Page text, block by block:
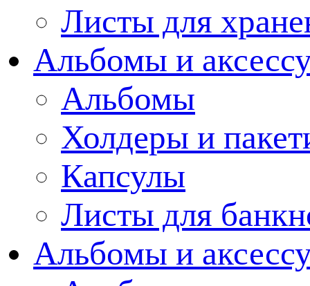
Листы для
Альбомы и
Альбомы
Холдеры и
Капсулы
Листы для
Альбомы и